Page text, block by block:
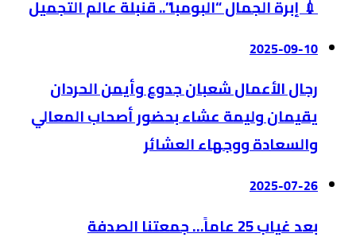
💉 إبرة الجمال “البومبا”.. قنبلة عالم التجميل
2025-09-10
رجال الأعمال شعبان جدوع وأيمن الحردان
يقيمان وليمة عشاء بحضور أصحاب المعالي
والسعادة ووجهاء العشائر
2025-07-26
بعد غياب 25 عاماً… جمعتنا الصدفة